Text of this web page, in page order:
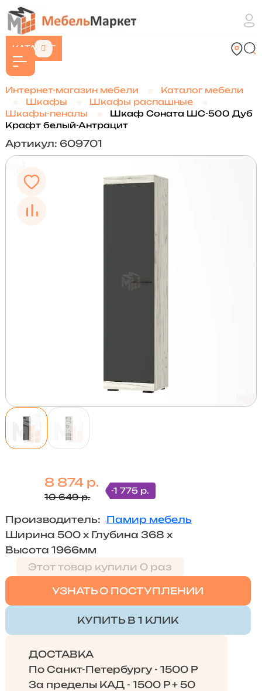
КАТАЛОГ
Интернет-магазин мебели
Каталог мебели
Шкафы
Шкафы распашные
Шкафы-пеналы
Шкаф Соната ШС-500 Дуб
Крафт белый-Антрацит
Артикул: 609701
8 874 р.
10 649 р.
-1 775 р.
Производитель: Памир мебель
Ширина 500 х Глубина 368 х
Высота 1966мм
Этот товар купили 0 раз
УЗНАТЬ О ПОСТУПЛЕНИИ
КУПИТЬ В 1 КЛИК
ДОСТАВКА
По Санкт-Петербургу - 1500 Р
За пределы КАД - 1500 Р + 50